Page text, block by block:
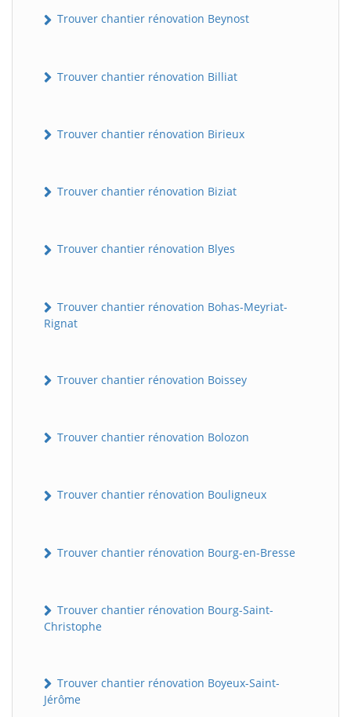
Trouver chantier rénovation Beynost
Trouver chantier rénovation Billiat
Trouver chantier rénovation Birieux
Trouver chantier rénovation Biziat
Trouver chantier rénovation Blyes
Trouver chantier rénovation Bohas-Meyriat-
Rignat
Trouver chantier rénovation Boissey
Trouver chantier rénovation Bolozon
Trouver chantier rénovation Bouligneux
Trouver chantier rénovation Bourg-en-Bresse
Trouver chantier rénovation Bourg-Saint-
Christophe
Trouver chantier rénovation Boyeux-Saint-
Jérôme